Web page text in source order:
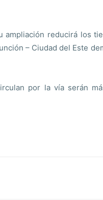
reducirá los
– Ciudad del Este
por la vía serán